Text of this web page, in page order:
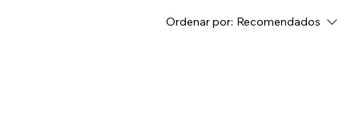
Ordenar por: Recomendados